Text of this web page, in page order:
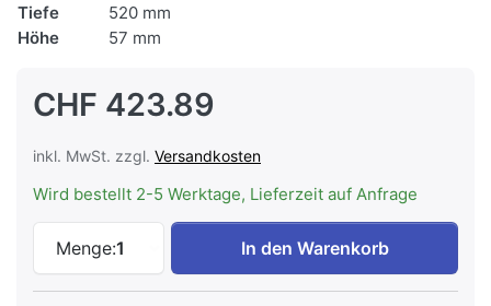
Tiefe
520 mm
Höhe
57 mm
CHF 423.89
inkl. MwSt. zzgl. Versandkosten
Wird bestellt 2-5 Werktage, Lieferzeit auf Anfrage
Menge:1
Samsung NZ64M3NM1BB/UR
In den Warenkorb